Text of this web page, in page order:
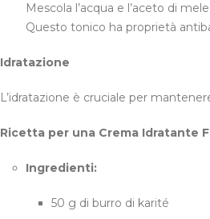
Mescola l’acqua e l’aceto di
Questo tonico ha proprietà
Idratazione
L’idratazione è cruciale per
Ricetta per una Crema Idratante
Ingredienti:
50 g di burro di karité